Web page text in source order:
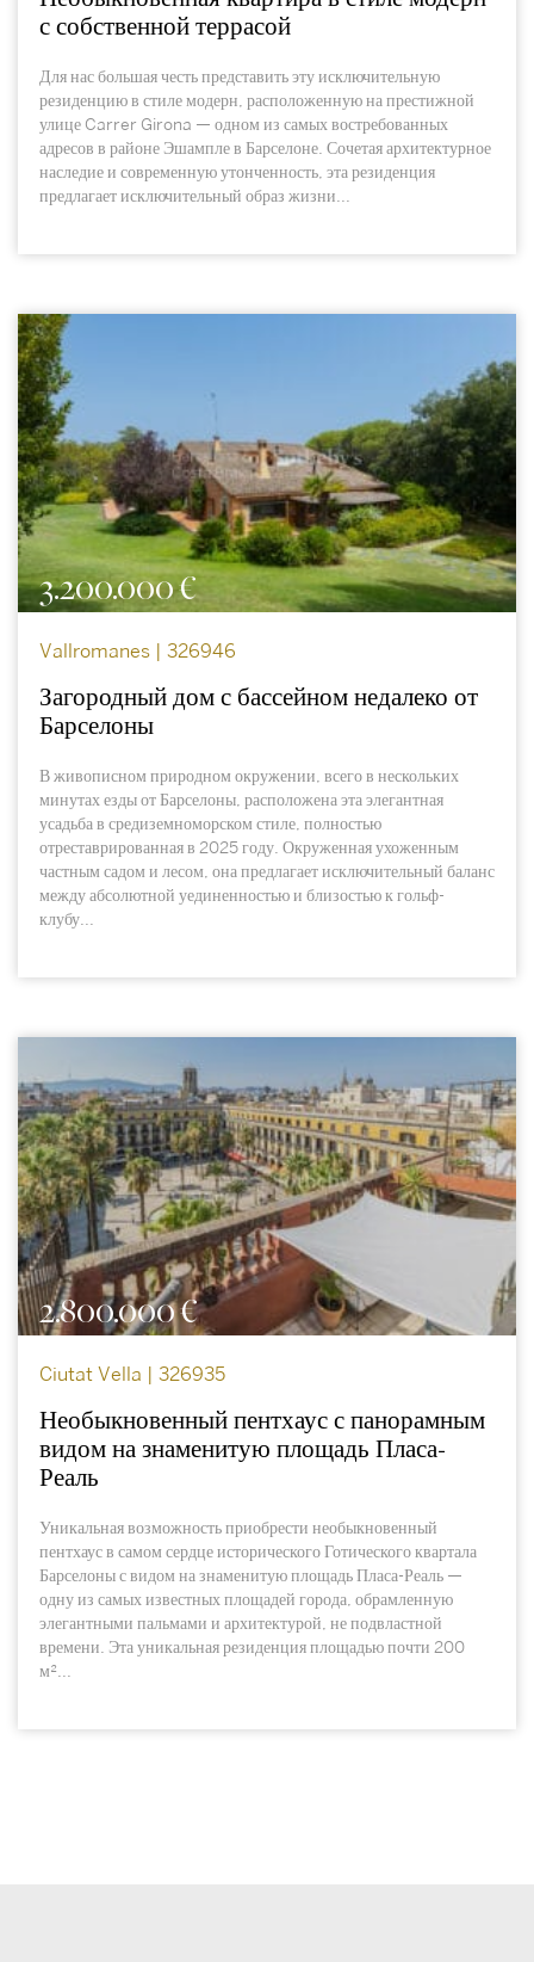
с собственной террасой
Для нас большая честь представить эту исключительную
резиденцию в стиле модерн, расположенную на престижной
улице Carrer Girona — одном из самых востребованных
адресов в районе Эшампле в Барселоне. Сочетая архитектурное
наследие и современную утонченность, эта резиденция
предлагает исключительный образ жизни...
3.200.000 €
Vallromanes | 326946
Загородный дом с бассейном недалеко от
Барселоны
В живописном природном окружении, всего в нескольких
минутах езды от Барселоны, расположена эта элегантная
усадьба в средиземноморском стиле, полностью
отреставрированная в 2025 году. Окруженная ухоженным
частным садом и лесом, она предлагает исключительный баланс
между абсолютной уединенностью и близостью к гольф-
клубу...
2.800.000 €
Ciutat Vella | 326935
Необыкновенный пентхаус с панорамным
видом на знаменитую площадь Пласа-
Реаль
Уникальная возможность приобрести необыкновенный
пентхаус в самом сердце исторического Готического квартала
Барселоны с видом на знаменитую площадь Пласа-Реаль —
одну из самых известных площадей города, обрамленную
элегантными пальмами и архитектурой, не подвластной
времени. Эта уникальная резиденция площадью почти 200
м²...